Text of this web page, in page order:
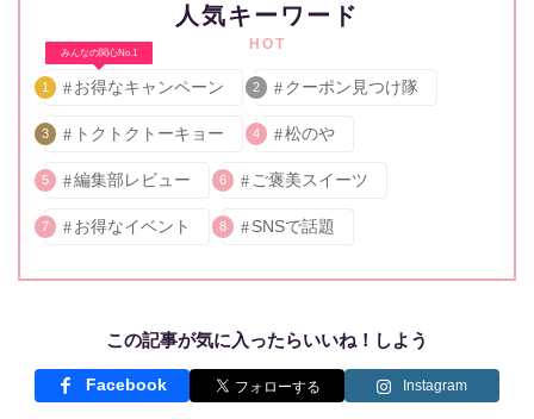
人気キーワード
HOT
みんなの関心No.1
1 お得なキャンペーン 2 クーポン見つけ隊
3 トクトクトーキョー 4 松のや
5 編集部レビュー 6 ご褒美スイーツ
7 お得なイベント 8 SNSで話題
この記事が気に入ったらいいね！しよう
Facebook Instagram